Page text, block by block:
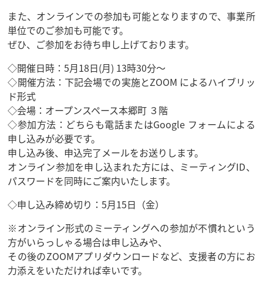
また、オンラインでの参加も可能となりますので、事業所
単位でのご参加も可能です。
ぜひ、ご参加をお待ち申し上げております。
◇開催日時：5月18日(月) 13時30分～
◇開催方法：下記会場での実施とZOOM によるハイブリッ
ド形式
◇会場：オープンスペース本郷町 ３階
◇参加方法：どちらも電話またはGoogle フォームによる
申し込みが必要です。
申し込み後、申込完了メールをお送りします。
オンライン参加を申し込まれた方には、ミーティングID、
パスワードを同時にご案内いたします。
◇申し込み締め切り：5月15日（金）
※オンライン形式のミーティングへの参加が不慣れという
方がいらっしゃる場合は申し込みや、
その後のZOOMアプリダウンロードなど、支援者の方にお
力添えをいただければ幸いです。